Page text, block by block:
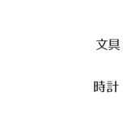
時
文